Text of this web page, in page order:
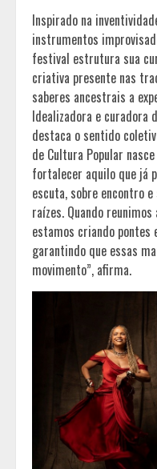
Inspirado na
instrumentos
festival estrutura sua
criativa presente nas
saberes ancestrais a
Idealizadora e curadora
destaca o sentido
de Cultura Popular
fortalecer aquilo que já
escuta, sobre encontro
raízes. Quando
estamos criando pontes
garantindo que essas
movimento”, afirma.